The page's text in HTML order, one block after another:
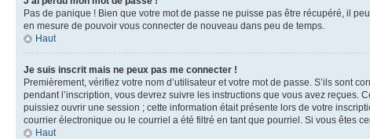
Pas de panique ! Bien que votre mot de passe ne puisse pas être récupéré, il
en mesure de pouvoir vous connecter de nouveau dans peu de temps.
Haut
Je suis inscrit mais ne peux pas me connecter !
Premièrement, vérifiez votre nom d’utilisateur et votre mot de passe. S’ils sont
pendant l’inscription, vous devrez suivre les instructions que vous avez
puissiez ouvrir une session ; cette information était présente lors de votre
courrier électronique ou le courriel a été filtré en tant que pourriel. Si vous êtes
Haut